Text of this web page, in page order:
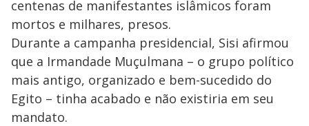
centenas de manifestantes islâmicos foram
mortos e milhares, presos.
Durante a campanha presidencial, Sisi afirmou
que a Irmandade Muçulmana – o grupo político
mais antigo, organizado e bem-sucedido do
Egito – tinha acabado e não existiria em seu
mandato.